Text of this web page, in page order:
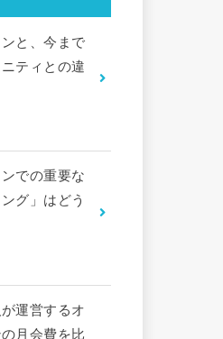
と、今まで
ティとの違
での重要な
グ」はどう
運営するオ
月会費を比